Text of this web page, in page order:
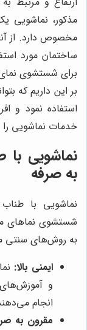
مذکور، نماشویی
مخصوص دارد. از
ساختمان مورد
برای شستشوی
بر این داریم که
استفاده نمود و
خدمات نماشویی را
نماشویی
به صرفه
نماشویی با
شستشوی نماهای
به روش‌های سنتی
ایمنی بالا:
و
انجام
مقرون به